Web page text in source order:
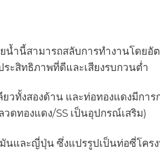
ำนี้สามารถสลับการทำงานโดย
ะสิทธิภาพที่ดีและเสียงรบกวนต่ำ
ลียวทั้งสองด้าน และท่อทองแดงมี
ดทองแดง/SS เป็นอุปกรณ์เสริม)
นและญี่ปุ่น ซึ่งแปรรูปเป็นท่อซี่โค